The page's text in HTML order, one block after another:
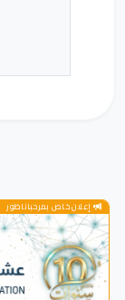
إعلان خاص بمرحباناظور